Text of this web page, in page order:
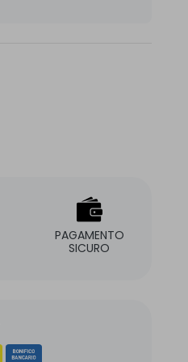
PAGAMENTO
SICURO